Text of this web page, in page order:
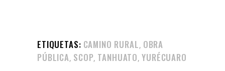
ETIQUETAS: CAMINO RURAL, OBRA
PÚBLICA, SCOP, TANHUATO, YURÉCUARO